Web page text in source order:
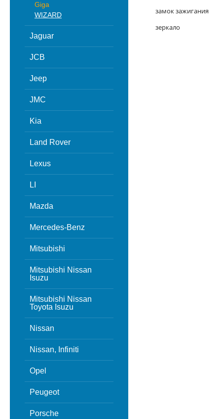
Giga
WIZARD
Jaguar
JCB
Jeep
JMC
Kia
Land Rover
Lexus
LI
Mazda
Mercedes-Benz
Mitsubishi
Mitsubishi Nissan
Isuzu
Mitsubishi Nissan
Toyota Isuzu
Nissan
Nissan, Infiniti
Opel
Peugeot
Porsche
замок зажигания
зеркало